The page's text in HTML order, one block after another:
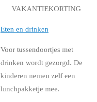
VAKANTIEKORTING
Eten en drinken
Voor tussendoortjes met
drinken wordt gezorgd. De
kinderen nemen zelf een
lunchpakketje mee.